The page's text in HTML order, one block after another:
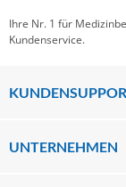
Ihre Nr. 1 für
Kundenservice.
UNTERNEHMEN